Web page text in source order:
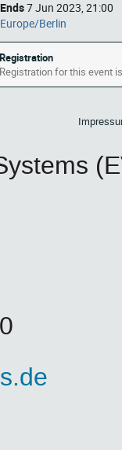
Ends7 Jun 2023, 21:00
All
times
are
in
Europe/Berlin
Europe/Berlin
Registration
Registration for this event